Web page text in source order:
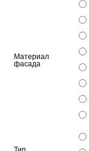
Материал
фасада